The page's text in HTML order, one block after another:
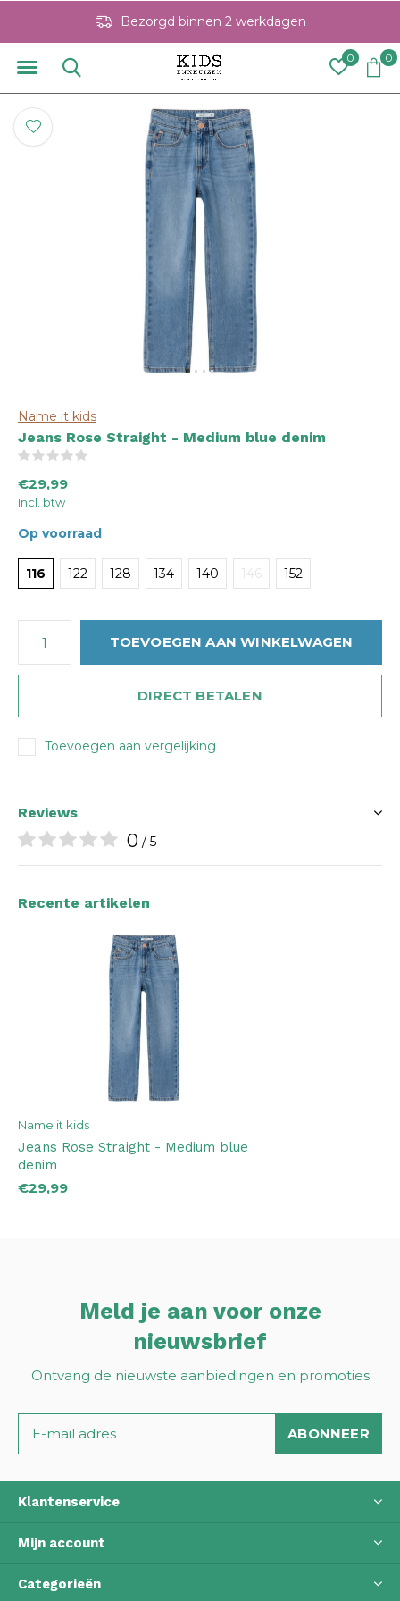
0 0
Bezorgd binnen 2 werkdagen
Name it kids
Jeans Rose Straight - Medium blue denim
€29,99
Incl. btw
Op voorraad
116 122 128 134 140 146 152
TOEVOEGEN AAN WINKELWAGEN
DIRECT BETALEN
Toevoegen aan vergelijking
Reviews
0 / 5
Recente artikelen
Name it kids
Jeans Rose Straight - Medium blue
denim
€29,99
Meld je aan voor onze
nieuwsbrief
Ontvang de nieuwste aanbiedingen en promoties
ABONNEER
Klantenservice
Mijn account
Categorieën